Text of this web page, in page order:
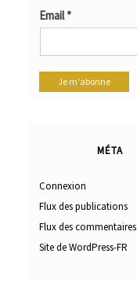
Email*
MÉTA
Connexion
Flux des publications
Flux des commentaires
Site de WordPress-FR